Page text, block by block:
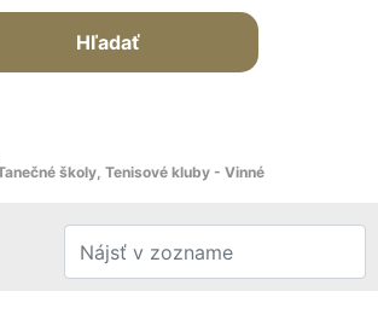
Hľadať
školy, Tenisové kluby - Vinné